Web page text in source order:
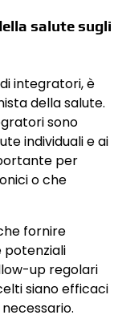
salute sugli
integratori, è
della salute.
sono
individuali e ai
per
o che
fornire
potenziali
up regolari
siano efficaci